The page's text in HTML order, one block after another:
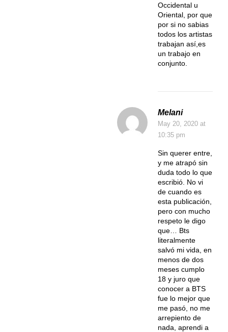
Occidental u
Oriental, por que
por si no sabias
todos los artistas
trabajan así,es
un trabajo en
conjunto.
Melani
May 20, 2020at
10:35 pm
Sin querer entre,
y me atrapó sin
duda todo lo que
escribió. No vi
de cuando es
esta publicación,
pero con mucho
respeto le digo
que… Bts
literalmente
salvó mi vida, en
menos de dos
meses cumplo
18 y juro que
conocer a BTS
fue lo mejor que
me pasó, no me
arrepiento de
nada, aprendi a